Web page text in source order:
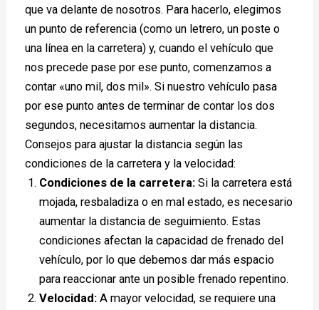
que va delante de nosotros. Para hacerlo, elegimos
un punto de referencia (como un letrero, un poste o
una línea en la carretera) y, cuando el vehículo que
nos precede pase por ese punto, comenzamos a
contar «uno mil, dos mil». Si nuestro vehículo pasa
por ese punto antes de terminar de contar los dos
segundos, necesitamos aumentar la distancia.
Consejos para ajustar la distancia según las
condiciones de la carretera y la velocidad:
Condiciones de la carretera:Si la carretera está
mojada, resbaladiza o en mal estado, es necesario
aumentar la distancia de seguimiento. Estas
condiciones afectan la capacidad de frenado del
vehículo, por lo que debemos dar más espacio
para reaccionar ante un posible frenado repentino.
Velocidad: A mayor velocidad, se requiere una